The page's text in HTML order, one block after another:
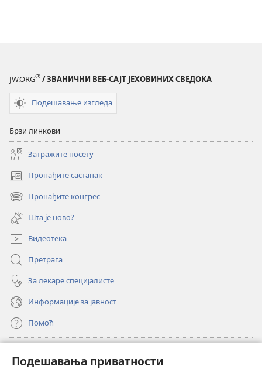
Подешавања приватности
JW.ORG® / ЗВАНИЧНИ ВЕБ-САЈТ ЈЕХОВИНИХ СВЕДОКА
Подешавање изгледа
Брзи линкови
Затражите посету
Пронађите састанак
(отвара
нови
прозор)
Пронађите конгрес
(отвара
нови
прозор)
Шта је ново?
Видеотека
Претрага
За лекаре специјалисте
Информације за јавност
Помоћ
(отвара
нови